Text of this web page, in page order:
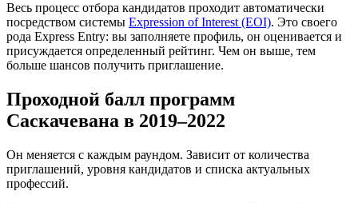
Весь процесс отбора кандидатов проходит автоматически
посредством системы Expression of Interest (EOI). Это своего
рода Express Entry: вы заполняете профиль, он оценивается и
присуждается определенный рейтинг. Чем он выше, тем
больше шансов получить приглашение.
Проходной балл программ
Саскачевана в 2019–2022
Он меняется с каждым раундом. Зависит от количества
приглашений, уровня кандидатов и списка актуальных
профессий.